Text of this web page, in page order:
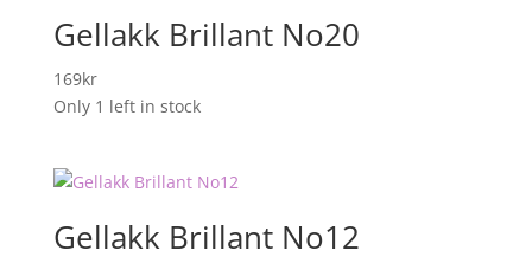
Gellakk Brillant No20
169kr
Only 1 left in stock
Gellakk Brillant No12